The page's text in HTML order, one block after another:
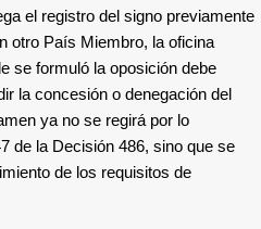
el registro del signo previamente
otro País Miembro, la oficina
se formuló la oposición debe
la concesión o denegación del
ya no se regirá por lo
de la Decisión 486, sino que se
de los requisitos de